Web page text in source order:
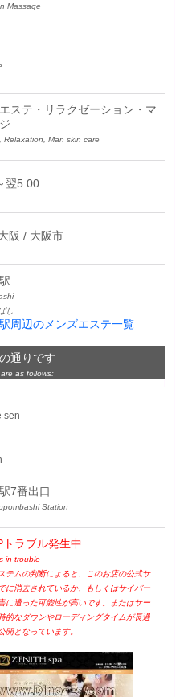
Massage
ステ・リラクゼーション・マ
Relaxation, Man skin care
翌5:00
阪 / 大阪市
し
周辺のメンズエステ一覧
通りです
as follows:
sen
7番出口
Station
トラブル発生中
in trouble
テムの判断によると、このお店の公式サ
に消去されているか、もしくはサイバー
に遭った可能性が高いです。またはサー
的なダウンやローディングタイムが長過
開となっています。